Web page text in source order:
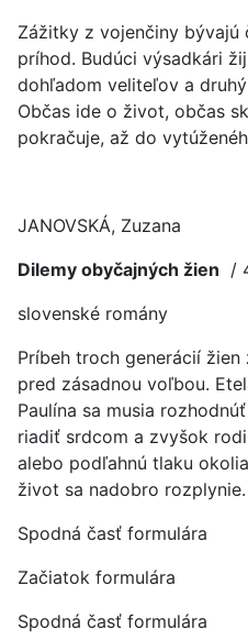
Zážitky z vojenčiny
príhod. Budúci výsadkári
dohľadom veliteľov a
Občas ide o život, občas
pokračuje, až do
JANOVSKÁ, Zuzana
Dilemy obyčajných žien /
slovenské romány
Príbeh troch generácií
pred zásadnou voľbou.
Paulína sa musia
riadiť srdcom a zvyšok
alebo podľahnú tlaku
život sa nadobro rozplynie.
Spodná časť formulára
Začiatok formulára
Spodná časť formulára